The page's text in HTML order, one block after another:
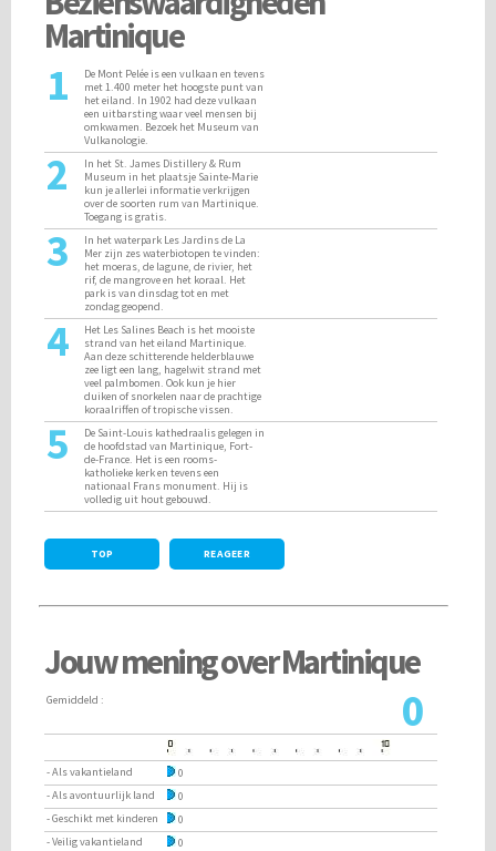
Martinique
1
De Mont Pelée is een vulkaan en tevens
met 1.400 meter het hoogste punt van
het eiland. In 1902 had deze vulkaan
een uitbarsting waar veel mensen bij
omkwamen. Bezoek het Museum van
Vulkanologie.
2
In het St. James Distillery & Rum
Museum in het plaatsje Sainte-Marie
kun je allerlei informatie verkrijgen
over de soorten rum van Martinique.
Toegang is gratis.
3
In het waterpark Les Jardins de La
Mer zijn zes waterbiotopen te vinden:
het moeras, de lagune, de rivier, het
rif, de mangrove en het koraal. Het
park is van dinsdag tot en met
zondag geopend.
4
Het Les Salines Beach is het mooiste
strand van het eiland Martinique.
Aan deze schitterende helderblauwe
zee ligt een lang, hagelwit strand met
veel palmbomen. Ook kun je hier
duiken of snorkelen naar de prachtige
koraalriffen of tropische vissen.
5
De Saint-Louis kathedraalis gelegen in
de hoofdstad van Martinique, Fort-
de-France. Het is een rooms-
katholieke kerk en tevens een
nationaal Frans monument. Hij is
volledig uit hout gebouwd.
TOP REAGEER
Jouw mening over Martinique
Gemiddeld : 0
- Als vakantieland
0
- Als avontuurlijk land
0
- Geschikt met kinderen
0
- Veilig vakantieland
0